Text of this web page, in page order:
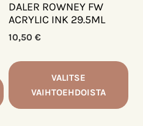
DALER ROWNEY FW
ACRYLIC INK 29.5ML
10,50 €
VALITSE
VAIHTOEHDOISTA